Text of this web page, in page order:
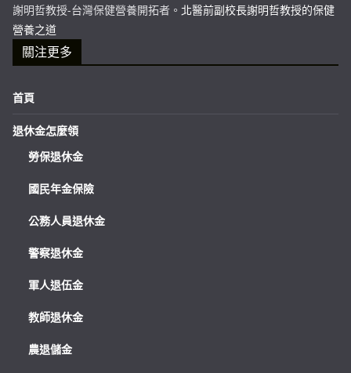
謝明哲教授-台灣保健營養開拓者。 北醫前副校長謝明哲教授的保健
營養之道
關注更多
首頁
退休金怎麼領
勞保退休金
國民年金保險
公務人員退休金
警察退休金
軍人退伍金
教師退休金
農退儲金